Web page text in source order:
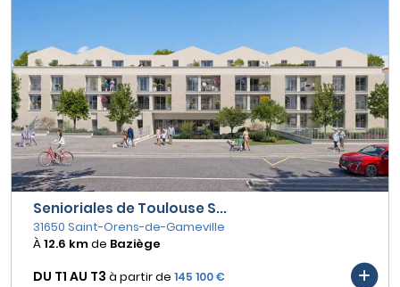
Senioriales de Toulouse S...
31650 Saint-Orens-de-Gameville
À12.6 kmde Baziège
DU T1 AU T3 à partir de 145 100 €